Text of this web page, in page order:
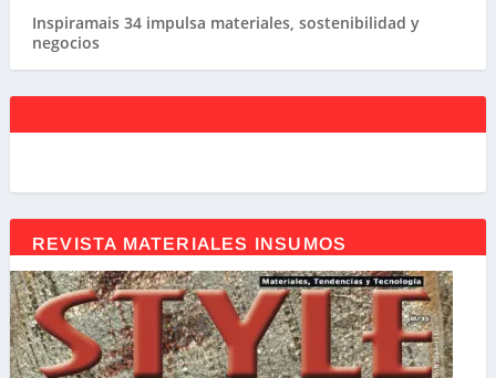
Inspiramais 34 impulsa materiales, sostenibilidad y
negocios
REVISTA MATERIALES INSUMOS